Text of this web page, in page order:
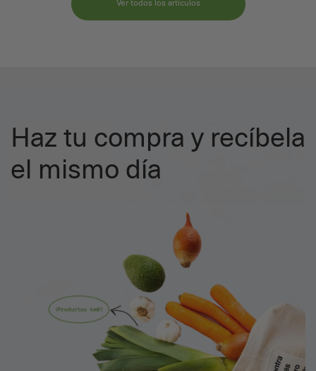
Ver todos los artículos
Haz tu compra y recíbela
el mismo día